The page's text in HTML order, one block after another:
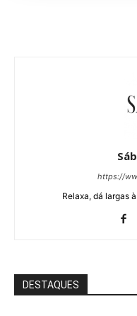
https://
Relaxa, dá largas
DESTAQUES